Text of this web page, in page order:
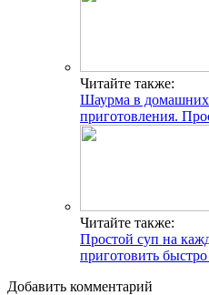
Читайте также:
Шаурма в домашних
приготовления.
Читайте также:
Простой суп на
приготовить
Добавить комментарий